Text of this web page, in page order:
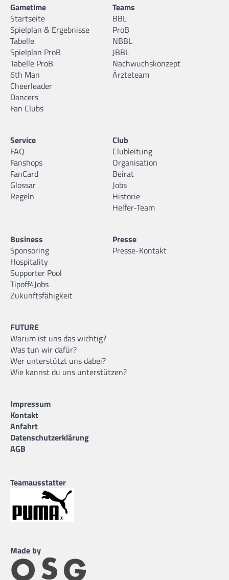
Gametime
Startseite
Spielplan & Ergebnisse
Tabelle
Spielplan ProB
Tabelle ProB
6th Man
Cheerleader
Dancers
Fan Clubs
Teams
BBL
ProB
NBBL
JBBL
Nachwuchskonzept
Ärzteteam
Service
FAQ
Fanshops
FanCard
Glossar
Regeln
Club
Clubleitung
Organisation
Beirat
Jobs
Historie
Helfer-Team
Business
Sponsoring
Hospitality
Supporter Pool
Tipoff4Jobs
Zukunftsfähigkeit
Presse
Presse-Kontakt
FUTURE
Warum ist uns das wichtig?
Was tun wir dafür?
Wer unterstützt uns dabei?
Wie kannst du uns unterstützen?
Impressum
Kontakt
Anfahrt
Datenschutzerklärung
AGB
Teamausstatter
Made by